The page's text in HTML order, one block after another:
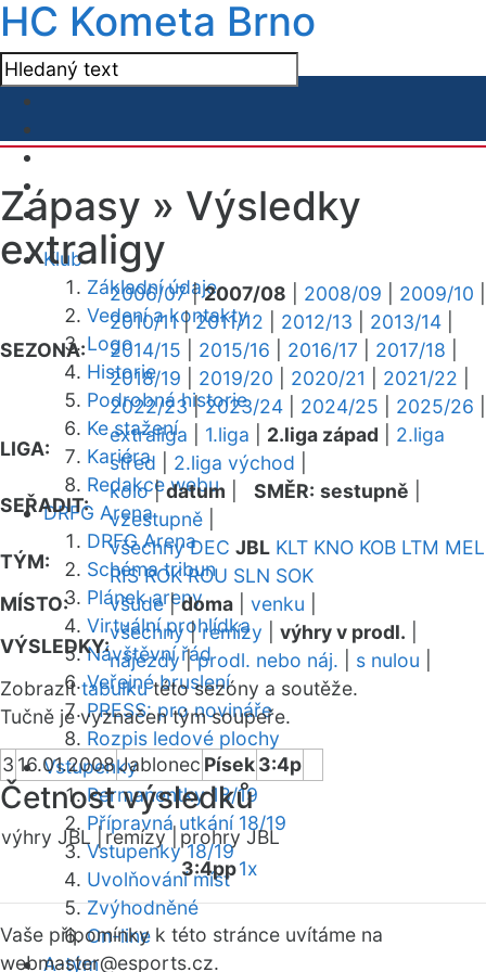
HC Kometa Brno
Klub
Základní údaje
Vedení a kontakty
Logo
Historie
Podrobná historie
Ke stažení
Kariéra
Redakce webu
DRFG Arena
DRFG Arena
Schéma tribun
Plánek areny
Virtuální prohlídka
Návštěvní řád
Veřejné bruslení
PRESS: pro novináře
Rozpis ledové plochy
Vstupenky
Permanentky 18/19
Přípravná utkání 18/19
Vstupenky 18/19
Uvolňování míst
Zvýhodněné
On-line
A-tým
Zápasy » Výsledky
extraligy
SEZONA:
2006/07|2007/08 2008/09 2009/10
2010/11|2011/12 2012/13 2013/14
2014/15
2015/16 2016/17 2017/18
2018/19
2019/20 2020/21 2021/22
2022/23|2023/24 2024/25 2025/26
LIGA:
extraliga 1.liga 2.liga západ
2.liga
střed
2.liga východ
SEŘADIT:
kolo|datum SMĚR: sestupně
vzestupně
TÝM:
všechny DEC JBL KLT KNO KOB LTM MEL
RIS ROK ROU SLN SOK
MÍSTO:
všude|doma venku
VÝSLEDKY:
všechny|remízy výhry v prodl.
nájezdy|prodl. nebo náj. s nulou
Zobrazittabulkutéto sezóny a soutěže.
Tučně je vyznačen tým soupeře.
3 16.01.2008Jablonec Písek3:4p
Četnost výsledků
výhry JBL |remízy | prohry JBL
3:4pp1x
Vaše připomínky k této stránce uvítáme na
webmaster@esports.cz.